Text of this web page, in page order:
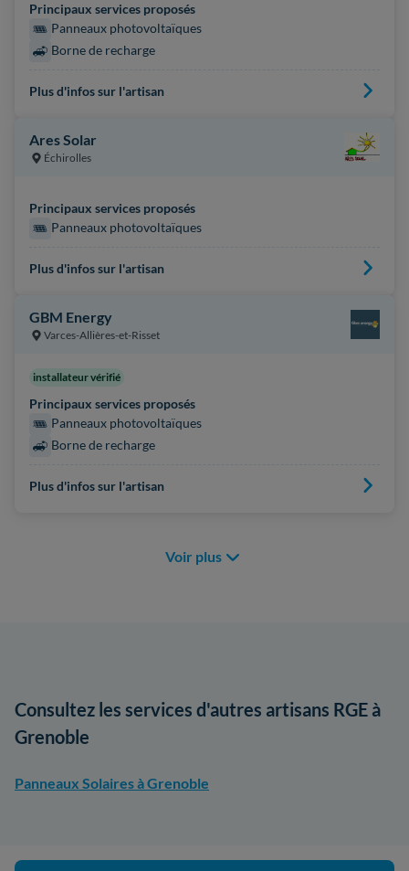
Principaux services proposés
Panneaux photovoltaïques
Borne de recharge
Plus d'infos sur l'artisan
Ares Solar
Échirolles
Principaux services proposés
Panneaux photovoltaïques
Plus d'infos sur l'artisan
GBM Energy
Varces-Allières-et-Risset
installateur vérifié
Principaux services proposés
Panneaux photovoltaïques
Borne de recharge
Plus d'infos sur l'artisan
Voir plus
Consultez les services d'autres artisans RGE à
Grenoble
Panneaux Solaires à Grenoble